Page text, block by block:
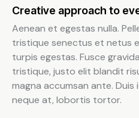
Creative approach to
Aenean et egestas nulla.
tristique senectus et netus
turpis egestas. Fusce
tristique, justo elit blandit
magna accumsan ante.
neque at, lobortis tortor.